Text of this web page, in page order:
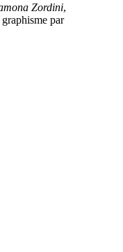
Zordini,
par